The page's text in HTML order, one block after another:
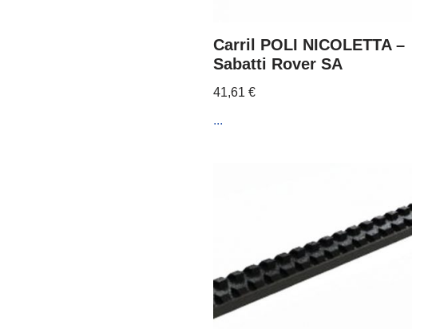
Carril POLI NICOLETTA –
Sabatti Rover SA
41,61 €
...